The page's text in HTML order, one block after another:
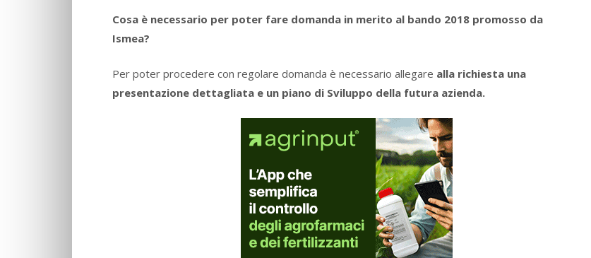
Cosa è necessario per poter fare domanda in merito al bando 2018 promosso da
Ismea?
Per poter procedere con regolare domanda è necessario allegare alla richiesta una
presentazione dettagliata e un piano di Sviluppo della futura azienda.